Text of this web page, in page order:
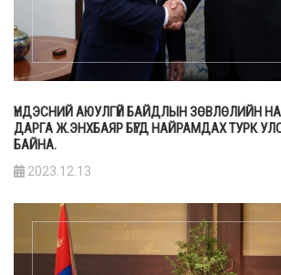
ҮНДЭСНИЙ АЮУЛГҮЙ БАЙДЛЫН ЗӨВЛӨЛИЙН
ДАРГА Ж.ЭНХБАЯР БҮГД НАЙРАМДАХ ТУРК
БАЙНА.
2023.12.13